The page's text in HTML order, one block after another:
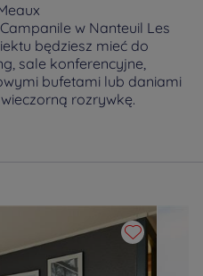
w Nanteuil Les
będziesz mieć do
sale konferencyjne,
bufetami lub daniami
rozrywkę.